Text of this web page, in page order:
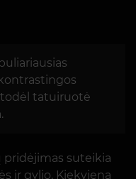
todėl tatuiruotė
pridėjimas suteikia
ir gylio. Kiekviena